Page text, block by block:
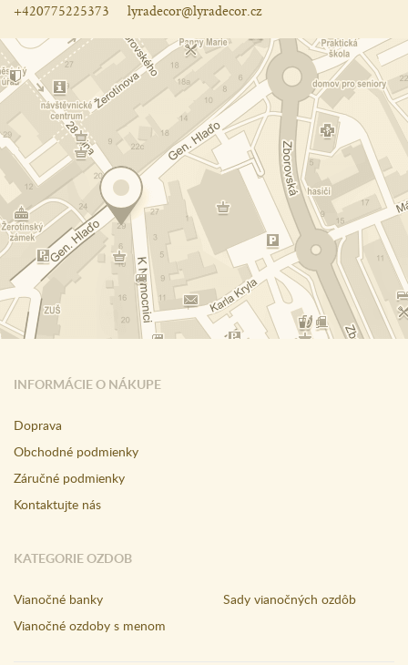
INFORMÁCIE O NÁKUPE
Doprava
Obchodné podmienky
Záručné podmienky
Kontaktujte nás
KATEGORIE OZDOB
Vianočné banky
Vianočné ozdoby s menom
Sady vianočných ozdôb
+420775225373 lyradecor@lyradecor.cz